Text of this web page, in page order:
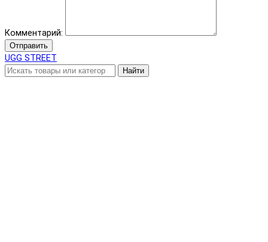
Комментарий:
Отправить
UGG STREET
Найти